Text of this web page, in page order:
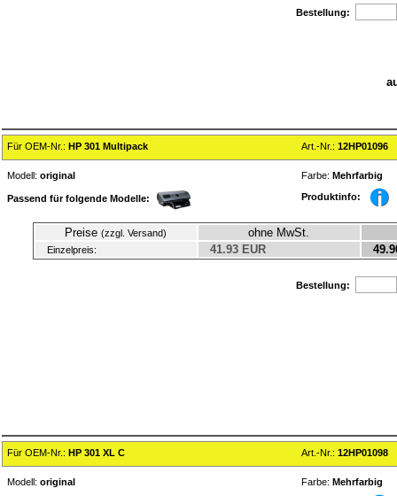
Bestellung:
Für OEM-Nr.: HP 301 Multipack Art.-Nr.: 12HP01096
Modell: original Farbe: Mehrfarbig
Passend für folgende Modelle: Produktinfo:
Preise (zzgl. Versand) ohne MwSt.
Einzelpreis: 41.93 EUR
Bestellung:
Für OEM-Nr.: HP 301 XL C Art.-Nr.: 12HP01098
Modell: original Farbe: Mehrfarbig